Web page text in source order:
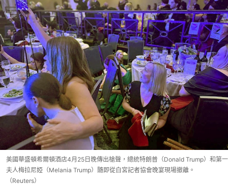
美國華盛頓希爾頓酒店4月25日晚傳出槍聲，總統特朗普（Donald Trump）和第一
夫人梅拉尼婭（Melania Trump）隨即從白宮記者協會晚宴現場撤離。
（Reuters）